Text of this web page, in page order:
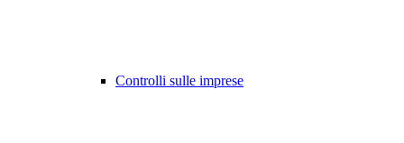
Controlli sulle imprese